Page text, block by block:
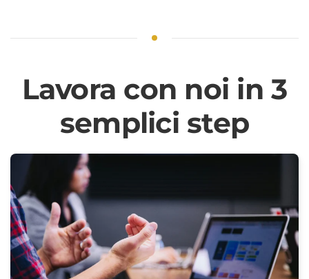
Lavora con noi in 3
semplici step